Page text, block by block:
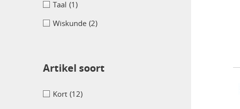
Taal (1)
Wiskunde (2)
Artikel soort
Kort (12)